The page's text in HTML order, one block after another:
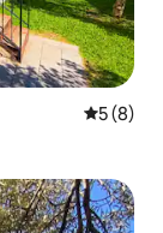
5 de
5 (8)